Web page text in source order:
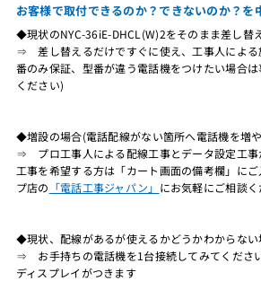
お客様で取付できるのか？できないのか？を
◆現状のNYC-36iE-DHCL(W)2をそのまま差し替
⇒ 差し替えるだけですぐに使え、工事人による
番のみ保証、型番が違う電話機をつけたい場合
ください)
◆増設の場合(電話配線がない箇所へ電話機を増
⇒ プロ工事人による配線工事とデータ設定工事
工事を希望する方は「カート画面の備考欄」に
プ店の 「電話工事ジャパン」 にお気軽にご相談く
◆現状、配線があるが使えるかどうかわからない
⇒ お手持ちの電話機を1台接続してみてください
ディスプレイがつきます